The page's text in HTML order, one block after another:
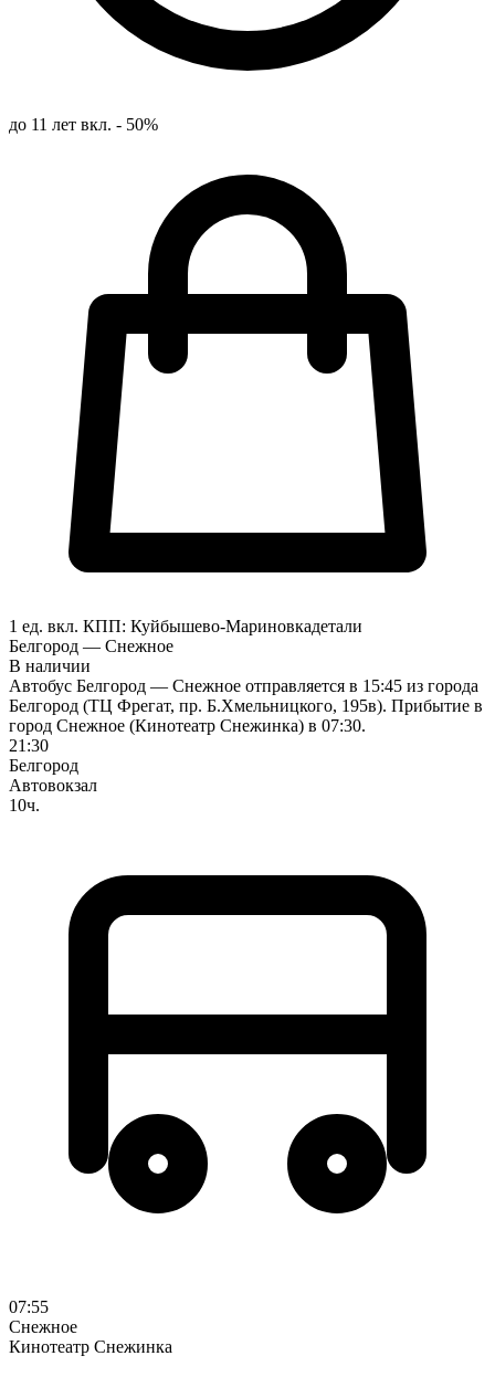
до 11 лет вкл. - 50%
1 ед. вкл. КПП: Куйбышево-Мариновкадетали
Белгород — Снежное
В наличии
Автобус Белгород — Снежное отправляется в 15:45 из города
Белгород (ТЦ Фрегат, пр. Б.Хмельницкого, 195в). Прибытие в
город Снежное (Кинотеатр Снежинка) в 07:30.
21:30
Белгород
Автовокзал
10ч.
07:55
Снежное
Кинотеатр Снежинка